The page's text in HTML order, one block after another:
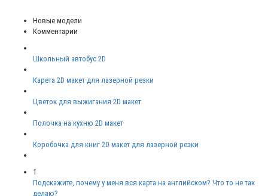
Новые модели
Комментарии
Школьный автобус 2D
Карета 2D макет для лазерной резки
Цветок для выжигания 2D макет
Полочка на кухню 2D макет
Коробочка для книг 2D макет для лазерной резки
1
Подскажите, почему у меня вся карта на английском? Что то не так
делаю?